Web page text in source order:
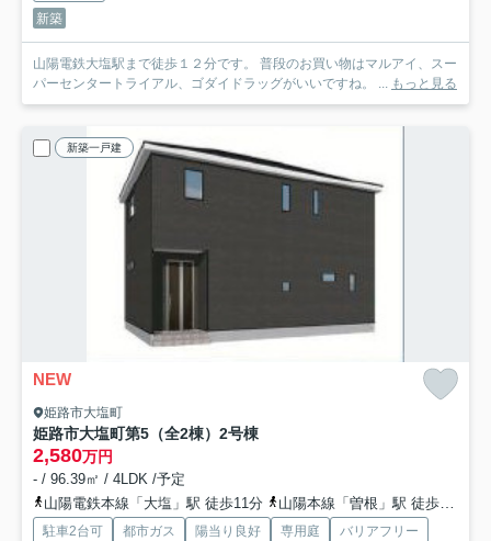
新築
山陽電鉄大塩駅まで徒歩１２分です。 普段のお買い物はマルアイ、スー
パーセンタートライアル、ゴダイドラッグがいいですね。 ... もっと見る
新築一戸建
NEW
姫路市大塩町
姫路市大塩町第5（全2棟）2号棟
2,580万円
- / 96.39㎡ / 4LDK /予定
山陽電鉄本線「大塩」駅 徒歩11分
山陽本線「曽根」駅 徒歩34分
駐車2台可 都市ガス 陽当り良好 専用庭
バリアフリー